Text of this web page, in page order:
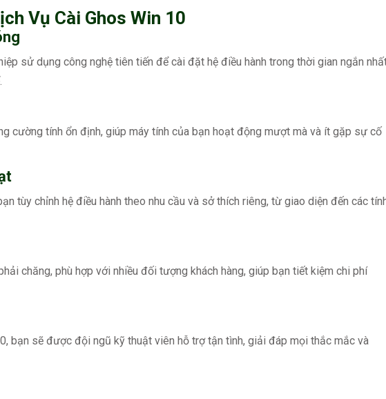
Vụ Cài Ghos Win 10
sử dụng công nghệ tiên tiến để cài đặt hệ điều hành trong thời gian ngắn
cường tính ổn định, giúp máy tính của bạn hoạt động mượt mà và ít gặp sự cố
tùy chỉnh hệ điều hành theo nhu cầu và sở thích riêng, từ giao diện đến các
chăng, phù hợp với nhiều đối tượng khách hàng, giúp bạn tiết kiệm chi phí
bạn sẽ được đội ngũ kỹ thuật viên hỗ trợ tận tình, giải đáp mọi thắc mắc và